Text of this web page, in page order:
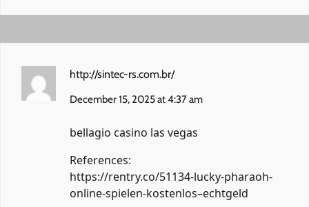
http://sintec-rs.com.br/
December 15, 2025 at 4:37 am
bellagio casino las vegas
References:
https://rentry.co/51134-lucky-pharaoh-
online-spielen-kostenlos–echtgeld